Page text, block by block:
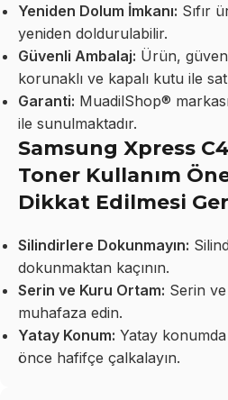
Yeniden Dolum İmkanı: Sıfır
yeniden doldurulabilir.
Güvenli Ambalaj: Ürün,
korunaklı ve kapalı kutu ile
Garanti: MuadilShop®
ile sunulmaktadır.
Samsung Xpress
Toner Kullanım
Dikkat Edilmesi
Silindirlere Dokunmayın:
dokunmaktan kaçının.
Serin ve Kuru Ortam: Serin
muhafaza edin.
Yatay Konum: Yatay
önce hafifçe çalkalayın.